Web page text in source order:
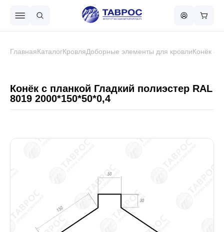
Металлочерепица
Чёрный металлопрокат
Сваи винтовые
ГлавнаяКаталогКровляДоборные элементы для кровлиКонёк с
Конёк с планкой Гладкий полиэстер RAL
8019 2000*150*50*0,4